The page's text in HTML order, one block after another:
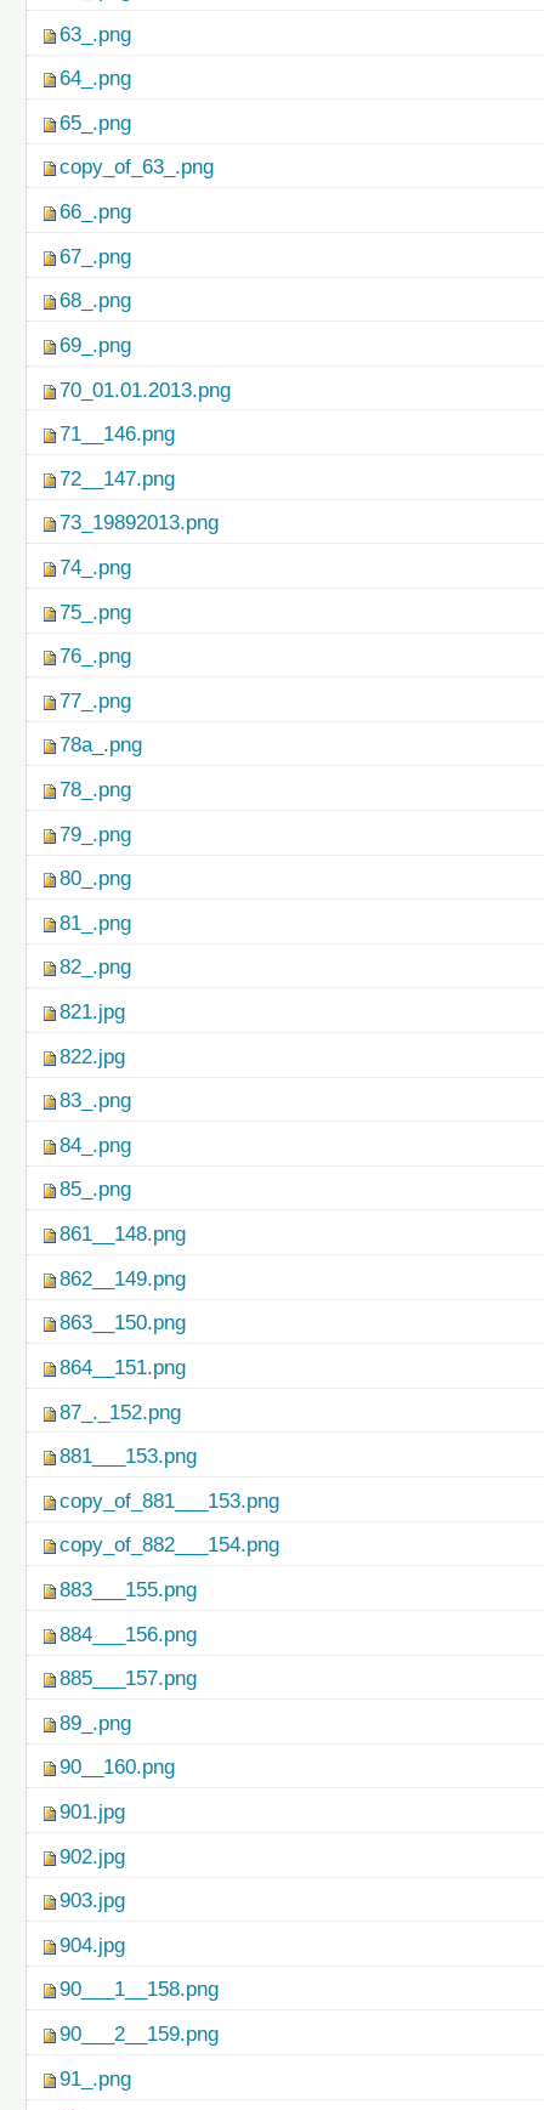
63_.png
64_.png
65_.png
copy_of_63_.png
66_.png
67_.png
68_.png
69_.png
70_01.01.2013.png
71__146.png
72__147.png
73_19892013.png
74_.png
75_.png
76_.png
77_.png
78a_.png
78_.png
79_.png
80_.png
81_.png
82_.png
821.jpg
822.jpg
83_.png
84_.png
85_.png
861__148.png
862__149.png
863__150.png
864__151.png
87_._152.png
881___153.png
copy_of_881___153.png
copy_of_882___154.png
883___155.png
884___156.png
885___157.png
89_.png
90__160.png
901.jpg
902.jpg
903.jpg
904.jpg
90___1__158.png
90___2__159.png
91_.png